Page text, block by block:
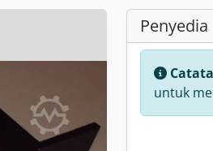
Penyedia
untuk